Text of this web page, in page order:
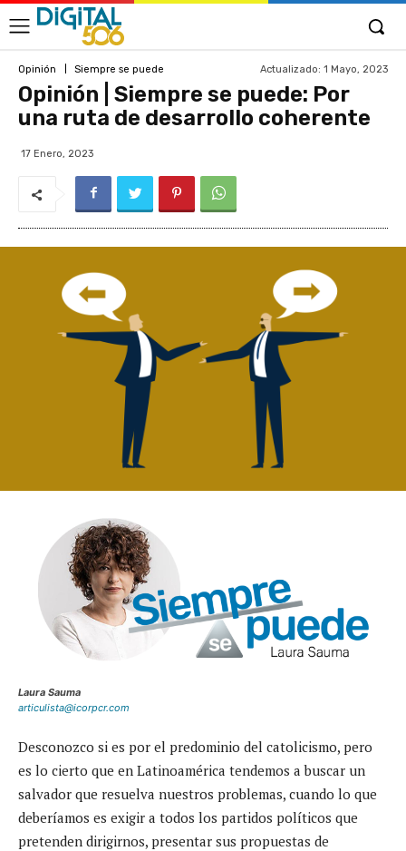
Opinión Siempre se puede Actualizado: 1 Mayo, 2023
Opinión | Siempre se puede: Por
una ruta de desarrollo coherente
17 Enero, 2023
Laura Sauma
articulista@icorpcr.com
Desconozco si es por el predominio del catolicismo, pero
es lo cierto que en Latinoamérica tendemos a buscar un
salvador que resuelva nuestros problemas, cuando lo que
deberíamos es exigir a todos los partidos políticos que
pretenden dirigirnos, presentar sus propuestas de